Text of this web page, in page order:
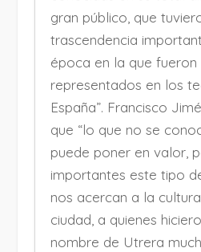
gran público, que
trascendencia
época en la que
representados en los
España”. Francisco
que “lo que no se
puede poner en valor,
importantes este tipo
nos acercan a la
ciudad, a quienes
nombre de Utrera